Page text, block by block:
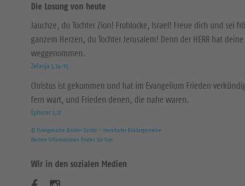
Die Losung von heute
Jauchze, du Tochter Zion! Frohlocke, Israel! Freue dich und sei
ganzem Herzen, du Tochter Jerusalem! Denn der HERR hat deine
weggenommen.
Zefanja 3,14-15
Christus ist gekommen und hat im Evangelium Frieden
fern wart, und Frieden denen, die nahe waren.
Epheser 2,17
© Evangelische Brüder-Unität – Herrnhuter Brüdergemeine
Weitere Informationen finden Sie hier
Wir in den sozialen Medien